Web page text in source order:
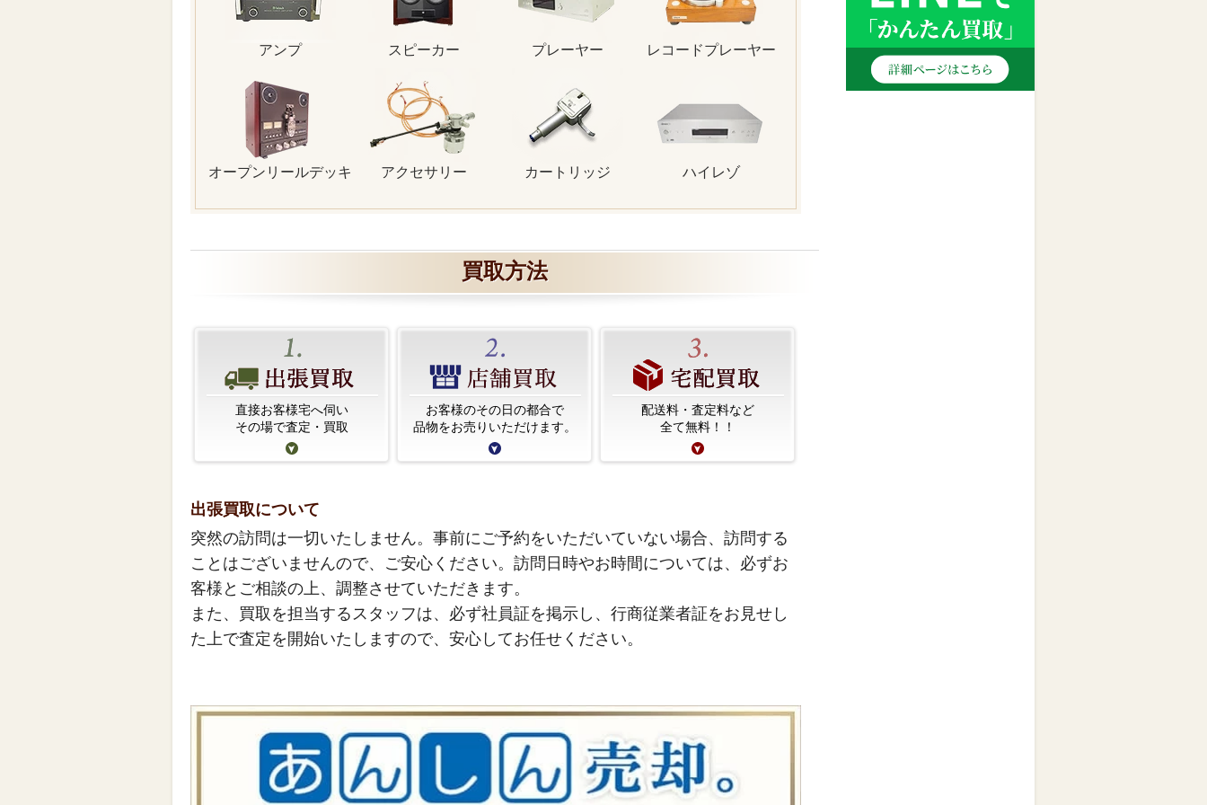
アンプ スピーカー プレーヤー レコードプレーヤー
オープンリールデッキ アクセサリー カートリッジ ハイレゾ
買取方法
直接お客様宅へ伺い
その場で査定・買取
お客様のその日の都合で
品物をお売りいただけます。
配送料・査定料など
全て無料！！
出張買取について
突然の訪問は一切いたしません。事前にご予約をいただいていない場合、訪問する
ことはございませんので、ご安心ください。訪問日時やお時間については、必ずお
客様とご相談の上、調整させていただきます。
また、買取を担当するスタッフは、必ず社員証を掲示し、行商従業者証をお見せし
た上で査定を開始いたしますので、安心してお任せください。